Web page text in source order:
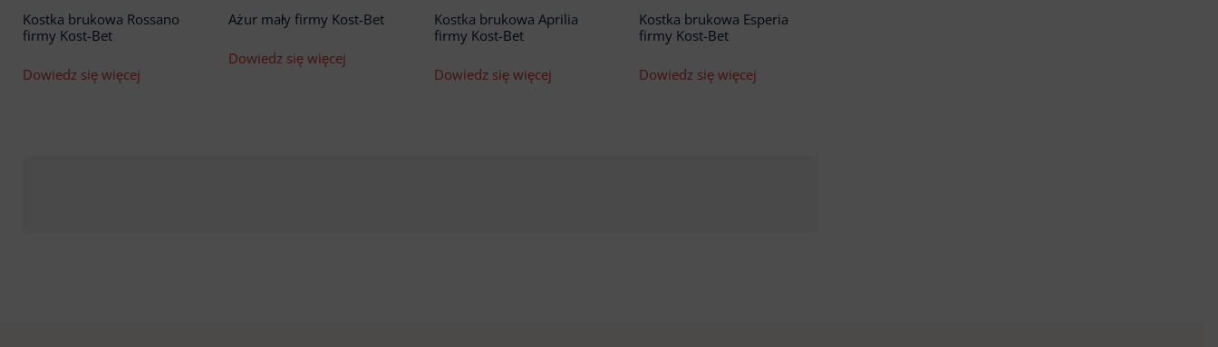
Kostka brukowa Rossano
firmy Kost-Bet
Dowiedz się więcej
Ażur mały firmy Kost-Bet
Dowiedz się więcej
Kostka brukowa Aprilia
firmy Kost-Bet
Dowiedz się więcej
Kostka brukowa Esperia
firmy Kost-Bet
Dowiedz się więcej